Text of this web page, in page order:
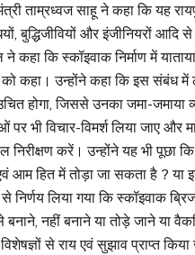
ताम्रध्वज साहू ने कहा कि यह
बुद्धिजीवियों और इंजीनियरों आदि
कहा कि स्कॉइवाक निर्माण में
कहा। उन्होंने कहा कि इस संबंध में
होगा, जिससे उनका जमा-जमाया
पर भी विचार-विमर्श लिया जाए और
निरीक्षण करें। उन्होंने यह भी पूछा
आम हित में तोड़ा जा सकता है ?
लिया गया कि स्कॉइवाक
बनाने, नहीं बनाने या तोड़े जाने या
से राय एवं सुझाव प्राप्त किया